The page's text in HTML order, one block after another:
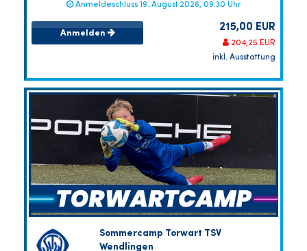
Anmeldeschluss 19. August 2026, 09:30 Uhr
Anmelden 215,00 EUR
204,25 EUR
inkl. Ausstattung
Sommercamp Torwart TSV
Wendlingen